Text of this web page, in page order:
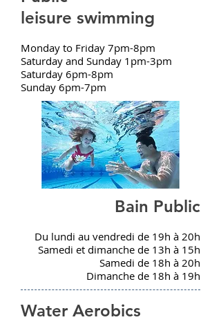
leisure swimming
Monday to Friday 7pm-8pm
Saturday and Sunday 1pm-3pm
Saturday 6pm-8pm
Sunday 6pm-7pm
Bain Public
Du lundi au vendredi de 19h à 20h
Samedi et dimanche de 13h à 15h
Samedi de 18h à 20h
Dimanche de 18h à 19h
Water Aerobics